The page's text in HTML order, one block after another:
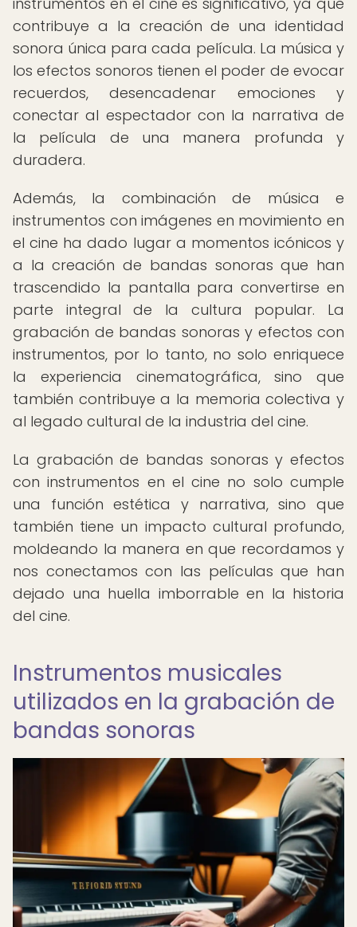
contribuye a la creación de una identidad
sonora única para cada película. La música y
los efectos sonoros tienen el poder de evocar
recuerdos, desencadenar emociones y
conectar al espectador con la narrativa de
la película de una manera profunda y
duradera.
Además, la combinación de música e
instrumentos con imágenes en movimiento en
el cine ha dado lugar a momentos icónicos y
a la creación de bandas sonoras que han
trascendido la pantalla para convertirse en
parte integral de la cultura popular. La
grabación de bandas sonoras y efectos con
instrumentos, por lo tanto, no solo enriquece
la experiencia cinematográfica, sino que
también contribuye a la memoria colectiva y
al legado cultural de la industria del cine.
La grabación de bandas sonoras y efectos
con instrumentos en el cine no solo cumple
una función estética y narrativa, sino que
también tiene un impacto cultural profundo,
moldeando la manera en que recordamos y
nos conectamos con las películas que han
dejado una huella imborrable en la historia
del cine.
Instrumentos musicales
utilizados en la grabación de
bandas sonoras